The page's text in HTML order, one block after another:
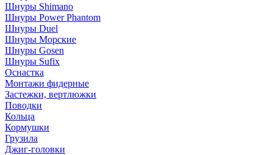
Шнуры Shimano
Шнуры Power Phantom
Шнуры Duel
Шнуры Морские
Шнуры Gosen
Шнуры Sufix
Оснастка
Монтажи фидерные
Застежки, вертлюжки
Поводки
Кольца
Кормушки
Грузила
Джиг-головки